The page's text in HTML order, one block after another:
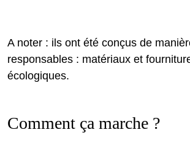
A noter : ils ont été conçus de
responsables : matériaux et
écologiques.
Comment ça marche ?